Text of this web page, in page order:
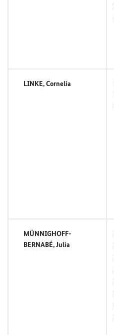
LINKE, Cornelia
MÜNNIGHOFF-
BERNABÉ, Julia